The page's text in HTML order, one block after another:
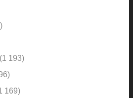
(1 193)
169)